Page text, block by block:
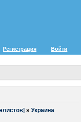
Регистрация Войти
»Украина